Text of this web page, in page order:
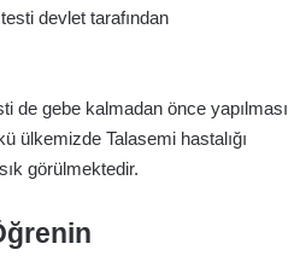
devlet tarafından
de gebe kalmadan önce yapılması
ülkemizde Talasemi hastalığı
görülmektedir.